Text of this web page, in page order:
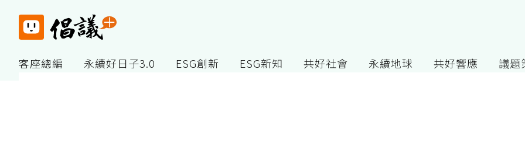
客座總編 永續好日子3.0 ESG創新 ESG新知 共好社會 永續地球 共好響應 議題